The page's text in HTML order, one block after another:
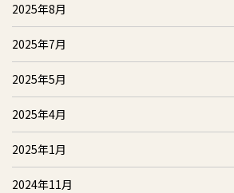
2025年8月
2025年7月
2025年5月
2025年4月
2025年1月
2024年11月